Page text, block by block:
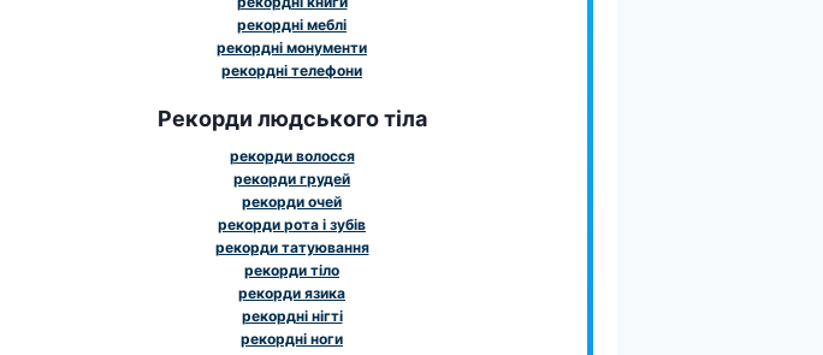
рекордні меблі
рекордні монументи
рекордні телефони
Рекорди людського тіла
рекорди волосся
рекорди грудей
рекорди очей
рекорди рота і зубів
рекорди татуювання
рекорди тіло
рекорди язика
рекордні нігті
рекордні ноги